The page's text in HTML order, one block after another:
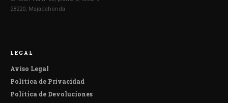
28220, Majadahonda
LEGAL
Aviso Legal
Política de Privacidad
Política de Devoluciones